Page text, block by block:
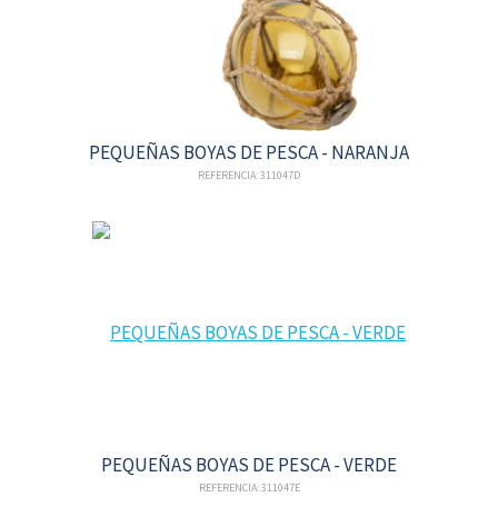
PEQUEÑAS BOYAS DE PESCA - NARANJA
REFERENCIA: 311047D
PEQUEÑAS BOYAS DE PESCA - VERDE
REFERENCIA: 311047E